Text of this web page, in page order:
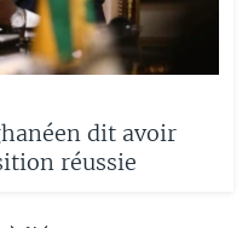
dit avoir
réussie